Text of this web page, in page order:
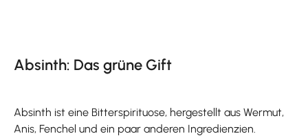
Absinth: Das grüne Gift
Absinth ist eine Bitterspirituose, hergestellt aus Wermut,
Anis, Fenchel und ein paar anderen Ingredienzien.